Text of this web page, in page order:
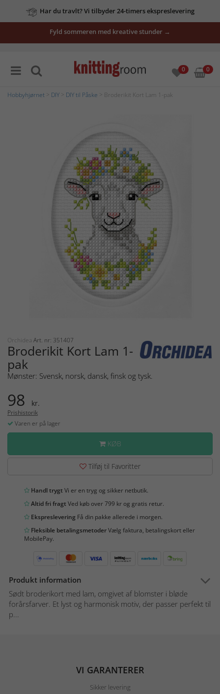
Har du travlt? Vi tilbyder 24-timers ekspreslevering
Fyld sommeren med kreative stunder →
0 0
Hobbyhjørnet DIY DIY til Påske > Broderikit Kort Lam 1-pak
Orchidea Art. nr: 351407
Broderikit Kort Lam 1-
pak
Mønster: Svensk, norsk, dansk, finsk og tysk.
98 kr.
Prishistorik
Varen er på lager
KØB
Tilføj til Favoritter
Handl trygtVi er en tryg og sikker netbutik.
Altid fri fragtVed køb over 799 kr og gratis retur.
Ekspreslevering Få din pakke allerede i morgen.
Fleksible betalingsmetoderVælg faktura, betalingskort eller
MobilePay.
Produkt information
Sødt broderikort med lam, omgivet af blomster i bløde
forårsfarver. Et lyst og harmonisk motiv, der passer perfekt til
p...
VI GARANTERER
Sikker levering